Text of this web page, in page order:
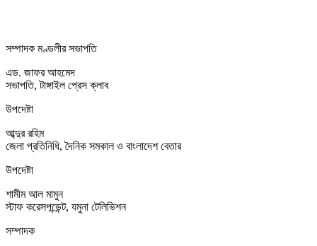
সম্পাদক মণ্ডলীর সভাপতি
এড. জাফর আহমেদ
সভাপতি, টাঙ্গাইল প্রেস ক্লাব
উপদেষ্টা
আব্দুর রহিম
জেলা প্রতিনিধি, দৈনিক সমকাল ও বাংলাদেশ বেতার
উপদেষ্টা
শামীম আল মামুন
স্টাফ করেসপন্ডেন্ট, যমুনা টেলিভিশন
সম্পাদক